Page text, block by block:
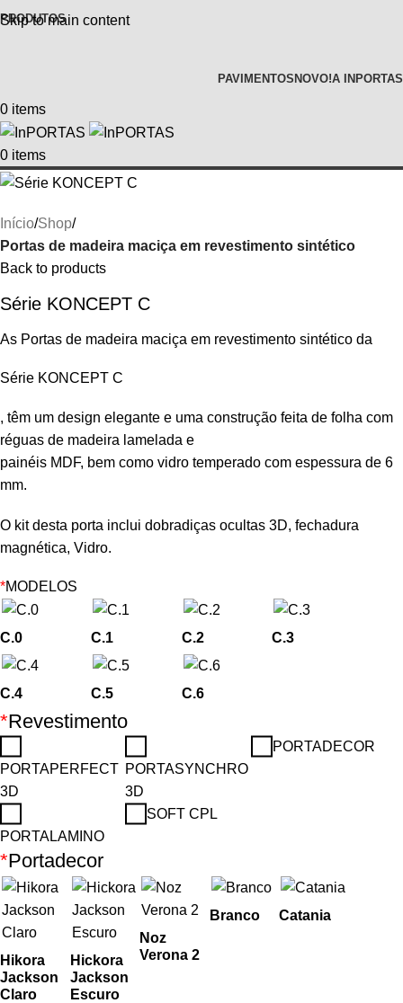
Skip to main content
PRODUTOS
PAVIMENTOS NOVO!A INPORTAS
0 items
0 items
Início Shop
Portas de madeira maciça em revestimento sintético
Back to products
Série KONCEPT C
As Portas de madeira maciça em revestimento sintético da
Série KONCEPT C
, têm um design elegante e uma construção feita de folha com
réguas de madeira lamelada e
painéis MDF, bem como vidro temperado com espessura de 6
mm.
O kit desta porta inclui dobradiças ocultas 3D, fechadura
magnética, Vidro.
*MODELOS
C.0 C.1 C.2 C.3
C.4 C.5 C.6
*Revestimento
PORTAPERFECT
3D
PORTASYNCHRO
3D
PORTADECOR
PORTALAMINO
SOFT CPL
*Portadecor
Hikora
Jackson
Claro
Hickora
Jackson
Escuro
Noz
Verona 2
Branco Catania